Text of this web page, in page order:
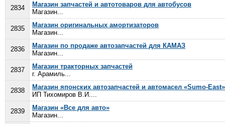
2834
Магазин запчастей и автотоваров для автобусов
Магазин...
2835
Магазин оригинальных амортизаторов
Магазин...
2836
Магазин по продаже автозапчастей для КАМАЗ
Магазин...
2837
Магазин тракторных запчастей
г. Арамиль...
2838
Магазин японских автозапчастей и автомасел «Sumo-East»
ИП Тихомиров В.И....
2839
Магазин «Все для авто»
Магазин...